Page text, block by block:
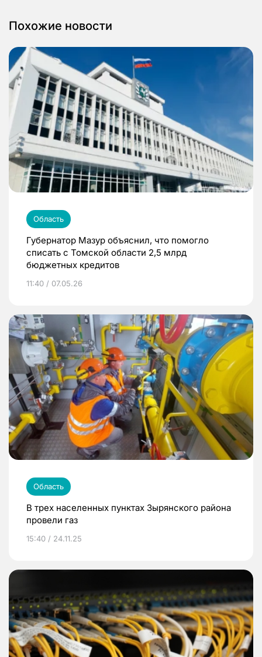
Похожие новости
Область
Губернатор Мазур объяснил, что помогло
списать с Томской области 2,5 млрд
бюджетных кредитов
11:40 / 07.05.26
Область
В трех населенных пунктах Зырянского района
провели газ
15:40 / 24.11.25